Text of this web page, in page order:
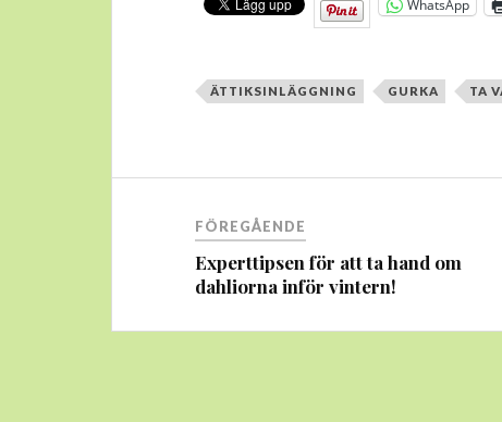
WhatsApp
ÄTTIKSINLÄGGNING GURKA TA
FÖREGÅENDE
Experttipsen för att ta hand om
dahliorna inför vintern!